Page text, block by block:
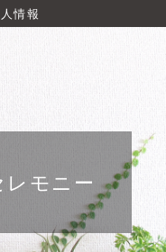
情報
モニー